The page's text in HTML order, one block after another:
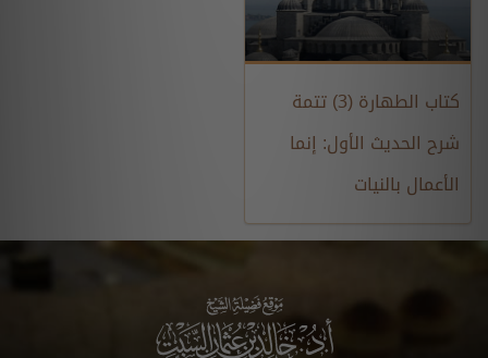
كتاب الطهارة (3) تتمة
شرح الحديث الأول: إنما
الأعمال بالنيات